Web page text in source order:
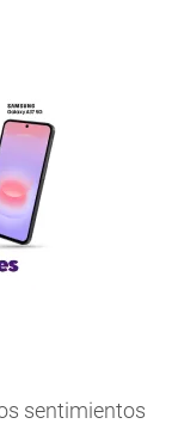
sentimientos